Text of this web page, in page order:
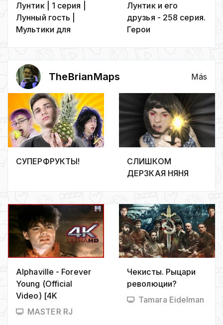
Лунтик | 1 серия |
Лунный гость |
Мультики для
Лунтик и его
друзья - 258 серия.
Герои
TheBrianMaps Más
СУПЕРФРУКТЫ!
СЛИШКОМ
ДЕРЗКАЯ НЯНЯ
Alphaville - Forever
Young (Official
Video) [4K
Remastered]
MASTER RJ
Чекисты. Рыцари
революции?
Tamara Eidelman